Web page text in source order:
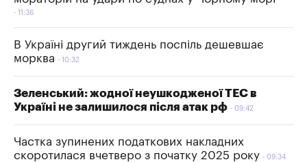
11:36
В Україні другий тиждень поспіль дешевшає
морква
10:32
Зеленський: жодної неушкодженої ТЕС в
Україні не залишилося після атак рф
09:42
Частка зупинених податкових накладних
скоротилася вчетверо з початку 2025 року
09:34